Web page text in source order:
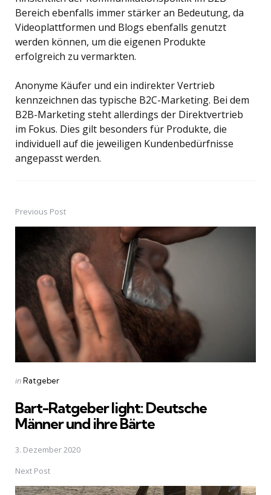
Bereich ebenfalls immer stärker an Bedeutung, da
Videoplattformen und Blogs ebenfalls genutzt
werden können, um die eigenen Produkte
erfolgreich zu vermarkten.
Anonyme Käufer und ein indirekter Vertrieb
kennzeichnen das typische B2C-Marketing. Bei dem
B2B-Marketing steht allerdings der Direktvertrieb
im Fokus. Dies gilt besonders für Produkte, die
individuell auf die jeweiligen Kundenbedürfnisse
angepasst werden.
Post
navigation
Previous Post
Posted
inRatgeber
Bart-Ratgeber light: Deutsche
Männer und ihre Bärte
3. Dezember 2020
Next Post